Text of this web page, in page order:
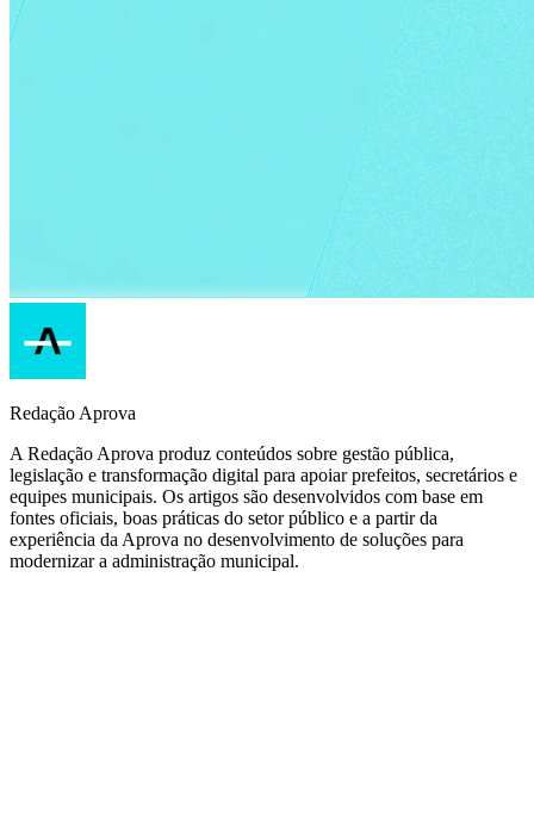
Redação Aprova
A Redação Aprova produz conteúdos sobre gestão pública,
legislação e transformação digital para apoiar prefeitos, secretários e
equipes municipais. Os artigos são desenvolvidos com base em
fontes oficiais, boas práticas do setor público e a partir da
experiência da Aprova no desenvolvimento de soluções para
modernizar a administração municipal.